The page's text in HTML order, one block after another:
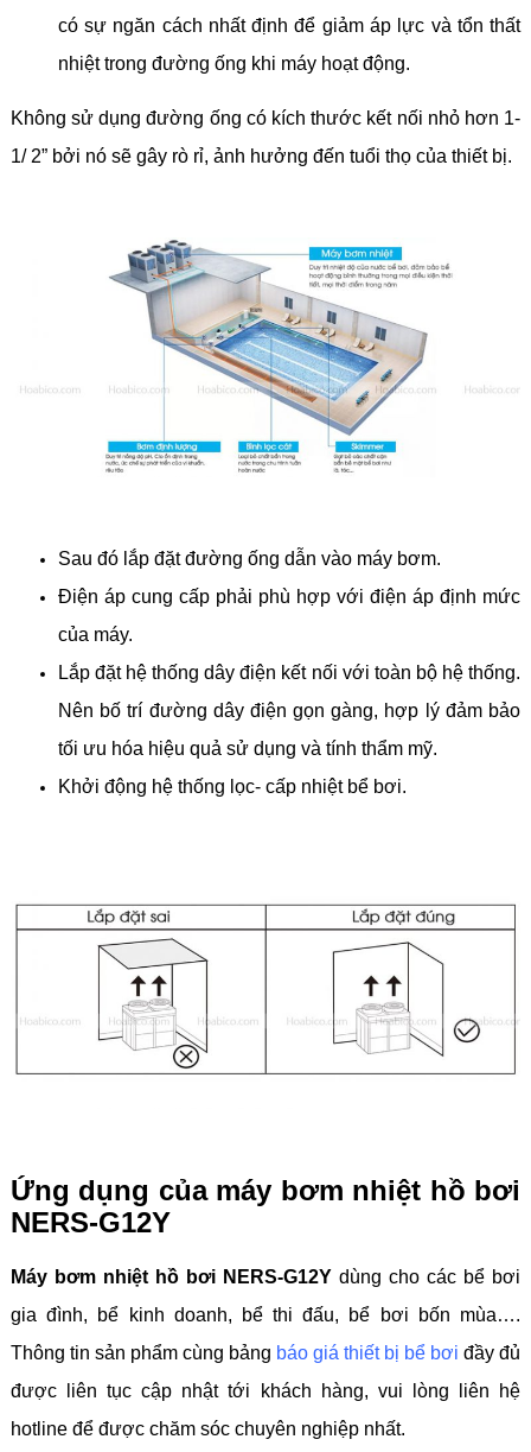
có sự ngăn cách nhất định để giảm áp lực và tổn thất
nhiệt trong đường ống khi máy hoạt động.
Không sử dụng đường ống có kích thước kết nối nhỏ hơn 1-
1/ 2” bởi nó sẽ gây rò rỉ, ảnh hưởng đến tuổi thọ của thiết bị.
Sau đó lắp đặt đường ống dẫn vào máy bơm.
Điện áp cung cấp phải phù hợp với điện áp định mức
của máy.
Lắp đặt hệ thống dây điện kết nối với toàn bộ hệ thống.
Nên bố trí đường dây điện gọn gàng, hợp lý đảm bảo
tối ưu hóa hiệu quả sử dụng và tính thẩm mỹ.
Khởi động hệ thống lọc- cấp nhiệt bể bơi.
Ứng dụng của máy bơm nhiệt hồ bơi
NERS-G12Y
Máy bơm nhiệt hồ bơi NERS-G12Y dùng cho các bể bơi
gia đình, bể kinh doanh, bể thi đấu, bể bơi bốn mùa….
Thông tin sản phẩm cùng bảng báo giá thiết bị bể bơi đầy đủ
được liên tục cập nhật tới khách hàng, vui lòng liên hệ
hotline để được chăm sóc chuyên nghiệp nhất.